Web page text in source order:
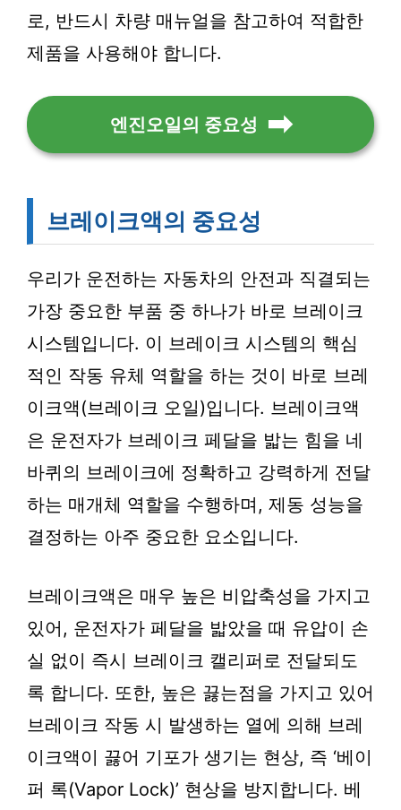
로, 반드시 차량 매뉴얼을 참고하여 적합한
제품을 사용해야 합니다.
엔진오일의 중요성
브레이크액의 중요성
우리가 운전하는 자동차의 안전과 직결되는
가장 중요한 부품 중 하나가 바로 브레이크
시스템입니다. 이 브레이크 시스템의 핵심
적인 작동 유체 역할을 하는 것이 바로 브레
이크액(브레이크 오일)입니다. 브레이크액
은 운전자가 브레이크 페달을 밟는 힘을 네
바퀴의 브레이크에 정확하고 강력하게 전달
하는 매개체 역할을 수행하며, 제동 성능을
결정하는 아주 중요한 요소입니다.
브레이크액은 매우 높은 비압축성을 가지고
있어, 운전자가 페달을 밟았을 때 유압이 손
실 없이 즉시 브레이크 캘리퍼로 전달되도
록 합니다. 또한, 높은 끓는점을 가지고 있어
브레이크 작동 시 발생하는 열에 의해 브레
이크액이 끓어 기포가 생기는 현상, 즉 ‘베이
퍼 록(Vapor Lock)’ 현상을 방지합니다. 베